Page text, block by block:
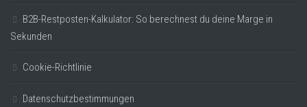
B2B-Restposten-Kalkulator: So berechnest du deine Marge in
Sekunden
Cookie-Richtlinie
Datenschutzbestimmungen